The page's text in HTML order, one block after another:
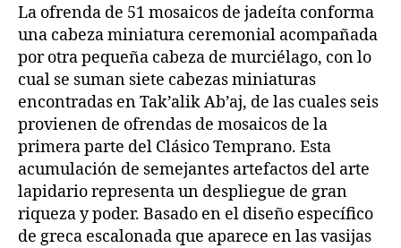
La ofrenda de 51 mosaicos de jadeíta conforma
una cabeza miniatura ceremonial acompañada
por otra pequeña cabeza de murciélago, con lo
cual se suman siete cabezas miniaturas
encontradas en Tak’alik Ab’aj, de las cuales seis
provienen de ofrendas de mosaicos de la
primera parte del Clásico Temprano. Esta
acumulación de semejantes artefactos del arte
lapidario representa un despliegue de gran
riqueza y poder. Basado en el diseño específico
de greca escalonada que aparece en las vasijas